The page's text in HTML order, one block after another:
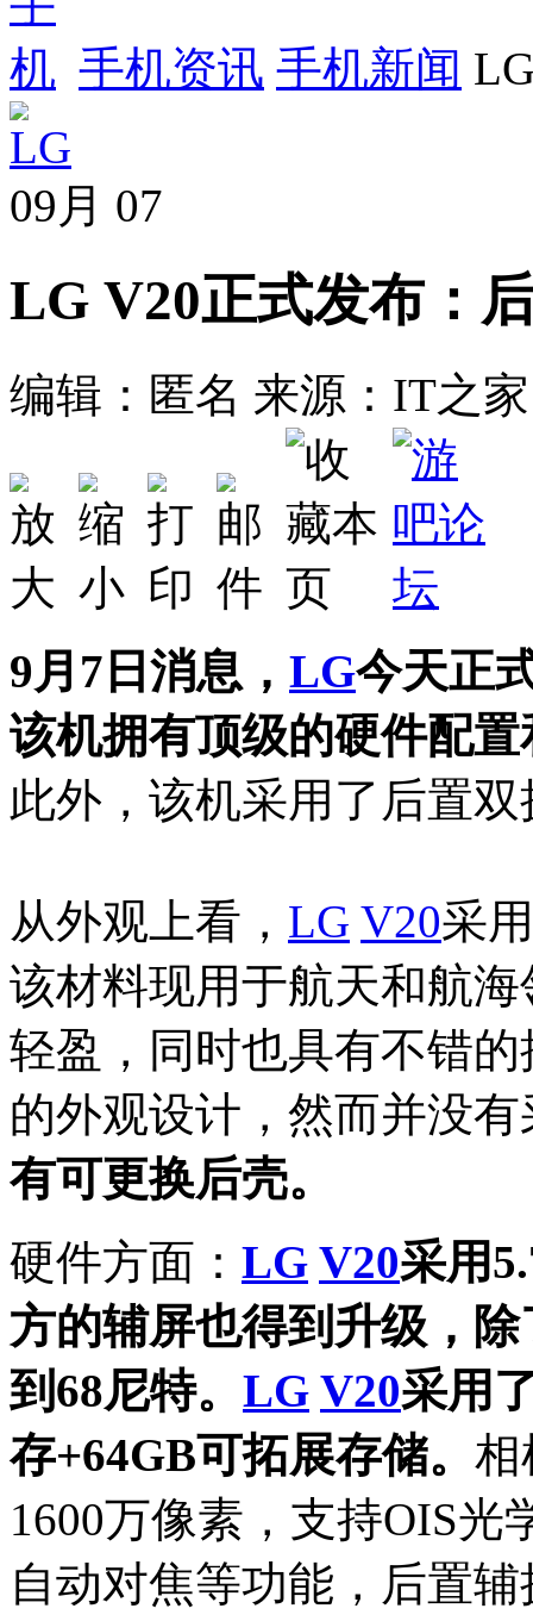
手机资讯 手机新闻
09月 07
LG V20正式发布：
编辑：匿名 来源：IT之家
9月7日消息， LG今天正
该机拥有顶级的硬件配
此外，该机采用了后置
从外观上看， LG V20采
该材料现用于航天和航海
轻盈，同时也具有不错
的外观设计，然而并没
有可更换后壳。
硬件方面： LG V20采用
方的辅屏也得到升级，
到68尼特。 LG V20采用
存+64GB可拓展存储。 相
1600万像素，支持OIS
自动对焦等功能，后置